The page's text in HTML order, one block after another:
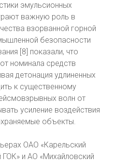
эмульсионных
важную роль в
взорванной горной
безопасности
[8] показали, что
номинала средств
детонация удлиненных
к существенному
волн от
усиление воздействия
объекты.
ОАО «Карельский
и АО «Михайловский